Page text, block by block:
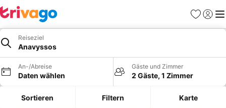
Favoriten
Reiseziel
Anavyssos
An-/Abreise
Daten wählen
Gäste und Zimmer
2 Gäste, 1 Zimmer
Sortieren Filtern Karte